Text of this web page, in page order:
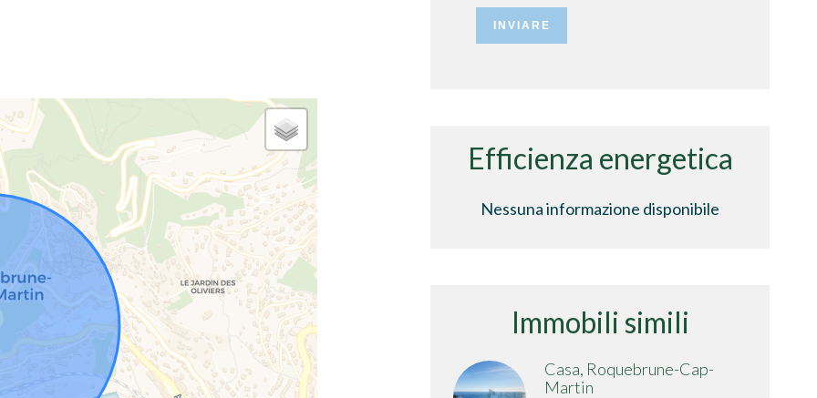
INVIARE
Efficienza energetica
Nessuna informazione disponibile
Immobili simili
Casa, Roquebrune-Cap-
Martin